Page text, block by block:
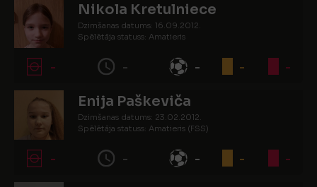
Nikola Kretulniece
Dzimšanas datums: 16.09.2012.
Spēlētāja statuss: Amatieris
- - - - -
Enija Paškeviča
Dzimšanas datums: 23.02.2012.
Spēlētāja statuss: Amatieris (FSS)
- - - - -